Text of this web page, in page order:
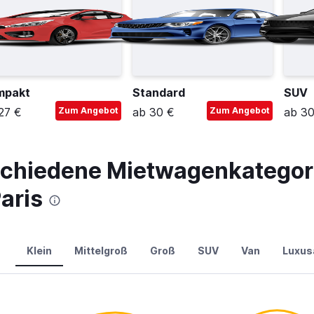
€
Zum Angebot
Standard
ab 30 €
Zum Angebot
SUV
ab
Klein Mittelgroß Groß SUV Van